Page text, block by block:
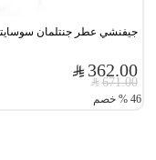
جيفنشي عطر جنتلمان
362.00
671.00
46
% خصم